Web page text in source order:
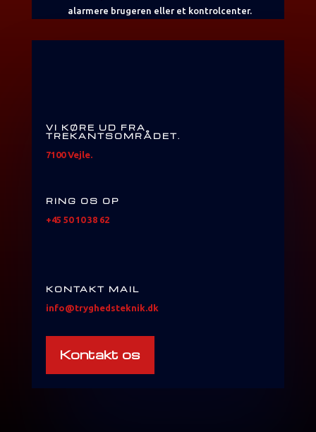
alarmere brugeren eller et kontrolcenter.
VI KØRE UD FRA
TREKANTSOMRÅDET.
7100 Vejle.
RING OS OP
+45 50 10 38 62
KONTAKT MAIL
info@tryghedsteknik.dk
Kontakt os